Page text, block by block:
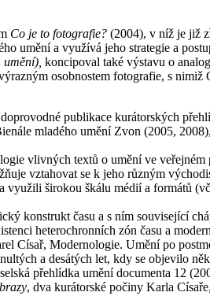
Co je to fotografie? (2004), v níž je již
umění a využívá jeho strategie a
koncipoval také výstavu o
osobnostem fotografie, s
publikace kurátorských
mladého umění Zvon (2005,
vlivných textů o umění ve veřejném
vztahovat se k jeho různým
širokou škálu médií a formátů
konstrukt času a s ním související
heterochronních zón času a
Císař, Modernologie. Umění po
a desátých let, kdy se objevilo
přehlídka umění documenta 12
, dva kurátorské počiny Karla